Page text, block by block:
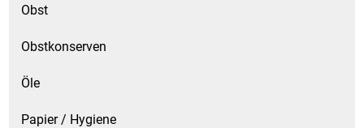
Obst
Obstkonserven
Öle
Papier / Hygiene